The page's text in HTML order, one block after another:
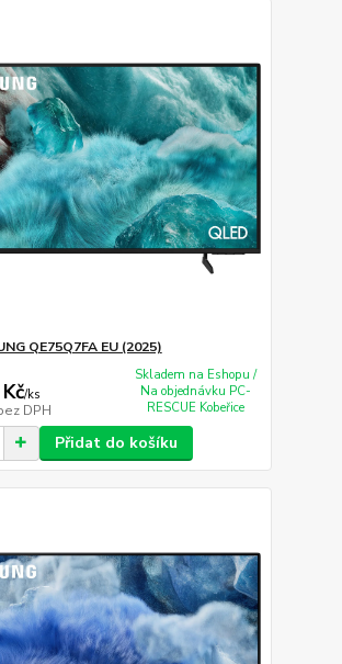
QE75Q7FA EU (2025)
/ks
DPH
Skladem na Eshopu /
Na objednávku PC-
RESCUE Kobeřice
Přidat do košíku